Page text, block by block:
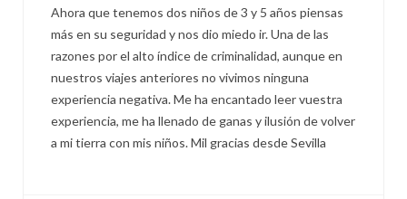
Ahora que tenemos dos niños de 3 y 5 años piensas
más en su seguridad y nos dio miedo ir. Una de las
razones por el alto índice de criminalidad, aunque en
nuestros viajes anteriores no vivimos ninguna
experiencia negativa. Me ha encantado leer vuestra
experiencia, me ha llenado de ganas y ilusión de volver
a mi tierra con mis niños. Mil gracias desde Sevilla